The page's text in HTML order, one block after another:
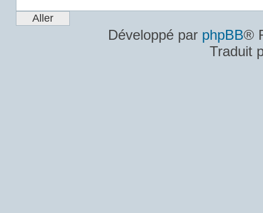
Développé par phpBB®
Traduit